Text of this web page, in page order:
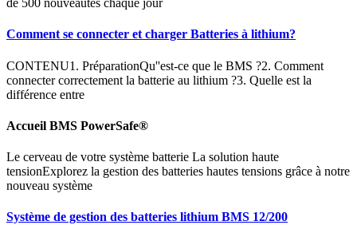
de 500 nouveautés chaque jour
Comment se connecter et charger Batteries à lithium?
CONTENU1. PréparationQu''est-ce que le BMS ?2. Comment
connecter correctement la batterie au lithium ?3. Quelle est la
différence entre
Accueil BMS PowerSafe®
Le cerveau de votre système batterie La solution haute
tensionExplorez la gestion des batteries hautes tensions grâce à notre
nouveau système
Système de gestion des batteries lithium BMS 12/200